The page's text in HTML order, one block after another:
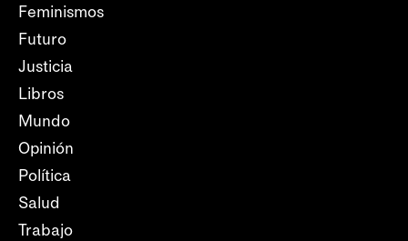
Feminismos
Futuro
Justicia
Libros
Mundo
Opinión
Política
Salud
Trabajo